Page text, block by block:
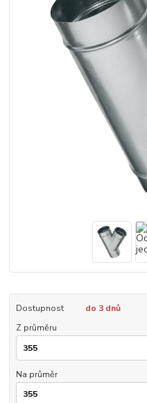
Dostupnost
do 3 dnů
Z průměru
Na průměr